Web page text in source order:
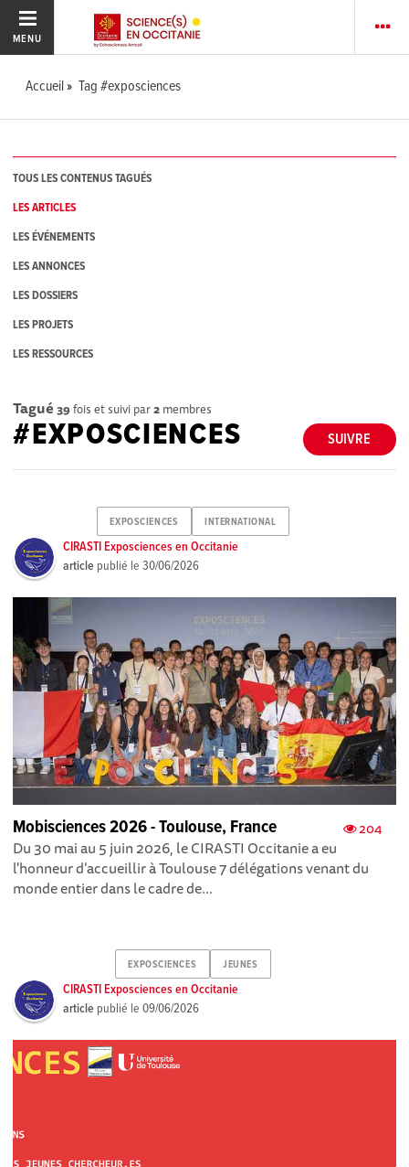
MENU
Accueil Tag #exposciences
TOUS LES CONTENUS TAGUÉS
LES ARTICLES
LES ÉVÉNEMENTS
LES ANNONCES
LES DOSSIERS
LES PROJETS
LES RESSOURCES
Tagué 39 fois et suivi par2 membres
SUIVRE
#EXPOSCIENCES
EXPOSCIENCES INTERNATIONAL
CIRASTI Exposciences en Occitanie
article publié le30/06/2026
204
Mobisciences 2026 - Toulouse, France
Du 30 mai au 5 juin 2026, le CIRASTI Occitanie a eu
l'honneur d’accueillir à Toulouse 7 délégations venant du
monde entier dans le cadre de...
EXPOSCIENCES JEUNES
CIRASTI Exposciences en Occitanie
article publié le09/06/2026